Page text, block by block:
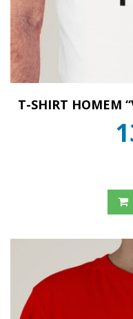
T-SHIRT HOMEM